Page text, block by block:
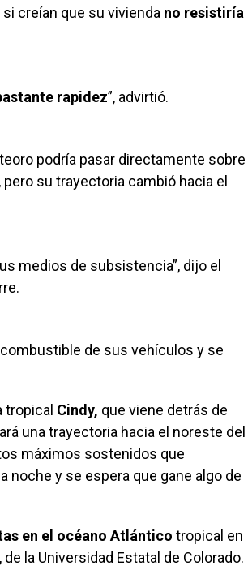
creían que su vivienda no resistiría
rapidez”, advirtió.
podría pasar directamente sobre
su trayectoria cambió hacia el
medios de subsistencia”, dijo el
de sus vehículos y se
tropical Cindy, que viene detrás de
una trayectoria hacia el noreste del
máximos sostenidos que
noche y se espera que gane algo de
en el océano Atlántico tropical en
la Universidad Estatal de Colorado.